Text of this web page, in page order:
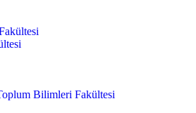
Bilimleri Fakültesi